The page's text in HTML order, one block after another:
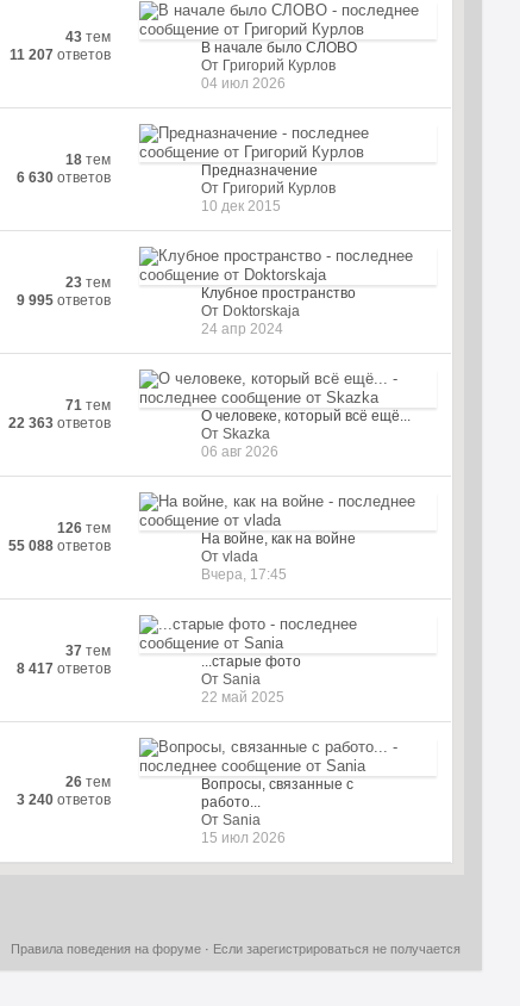
43 тем
11 207 ответов
В начале было СЛОВО
От Григорий Курлов
04 июл 2026
18 тем
6 630 ответов
Предназначение
От Григорий Курлов
10 дек 2015
23 тем
9 995 ответов
Клубное пространство
От Doktorskaja
24 апр 2024
71 тем
22 363 ответов
О человеке, который всё ещё...
От Skazka
06 авг 2026
126 тем
55 088 ответов
На войне, как на войне
От vlada
Вчера, 17:45
37 тем
8 417 ответов
...старые фото
От Sania
22 май 2025
26 тем
3 240 ответов
Вопросы, связанные с
работо...
От Sania
15 июл 2026
Если зарегистрироваться не получается
Правила поведения на форуме ·